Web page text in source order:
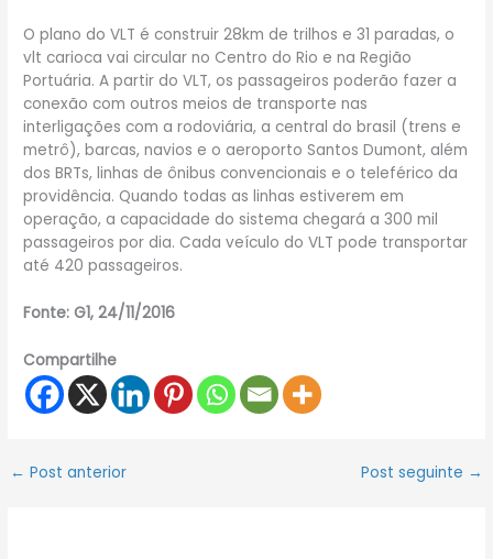
O plano do VLT é construir 28km de trilhos e 31 paradas, o
vlt carioca vai circular no Centro do Rio e na Região
Portuária. A partir do VLT, os passageiros poderão fazer a
conexão com outros meios de transporte nas
interligações com a rodoviária, a central do brasil (trens e
metrô), barcas, navios e o aeroporto Santos Dumont, além
dos BRTs, linhas de ônibus convencionais e o teleférico da
providência. Quando todas as linhas estiverem em
operação, a capacidade do sistema chegará a 300 mil
passageiros por dia. Cada veículo do VLT pode transportar
até 420 passageiros.
Fonte: G1, 24/11/2016
Compartilhe
← Post anterior Post seguinte →